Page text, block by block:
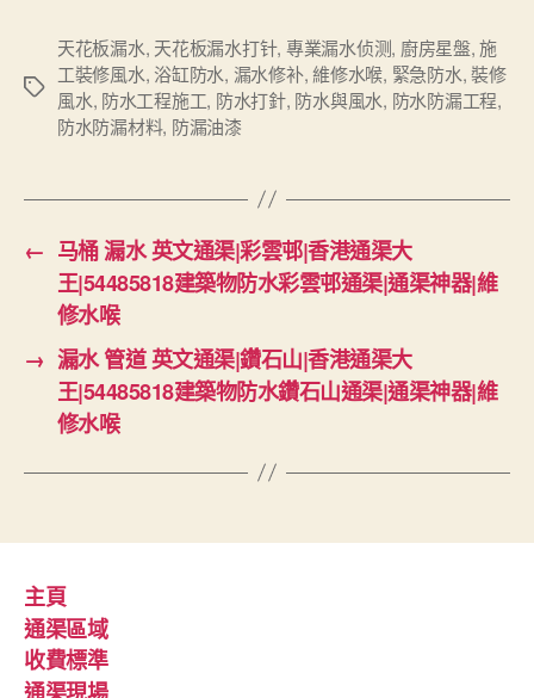
Tags
天花板漏水, 天花板漏水打针, 專業漏水侦测, 廚房星盤,施
工裝修風水, 浴缸防水, 漏水修补,維修水喉, 緊急防水,裝修
風水, 防水工程施工, 防水打針, 防水與風水, 防水防漏工程,
防水防漏材料, 防漏油漆
← 马桶 漏水 英文通渠|彩雲邨|香港通渠大
王|54485818建築物防水彩雲邨通渠|通渠神器|維
修水喉
→ 漏水 管道 英文通渠|鑽石山|香港通渠大
王|54485818建築物防水鑽石山通渠|通渠神器|維
修水喉
主頁
通渠區域
收費標準